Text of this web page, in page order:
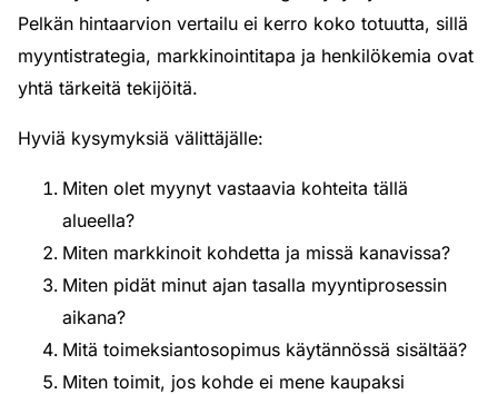
Pelkän hintaarvion vertailu ei kerro koko totuutta, sillä
myyntistrategia, markkinointitapa ja henkilökemia ovat
yhtä tärkeitä tekijöitä.
Hyviä kysymyksiä välittäjälle:
Miten olet myynyt vastaavia kohteita tällä
alueella?
Miten markkinoit kohdetta ja missä kanavissa?
Miten pidät minut ajan tasalla myyntiprosessin
aikana?
Mitä toimeksiantosopimus käytännössä sisältää?
Miten toimit, jos kohde ei mene kaupaksi